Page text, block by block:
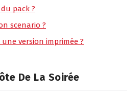
pack ?
scenario ?
une version imprimée ?
De La Soirée